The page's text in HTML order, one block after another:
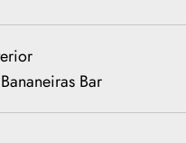
Bananeiras Bar